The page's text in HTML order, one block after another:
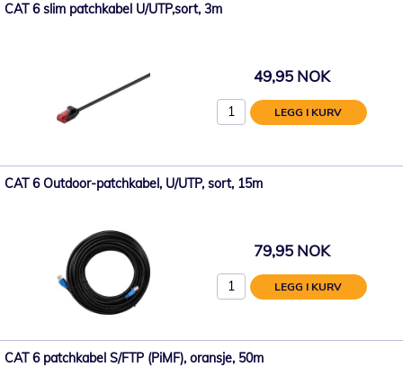
CAT 6 slim patchkabel U/UTP,sort, 3m
49,95 NOK
LEGG I KURV
CAT 6 Outdoor-patchkabel, U/UTP, sort, 15m
79,95 NOK
LEGG I KURV
CAT 6 patchkabel S/FTP (PiMF), oransje, 50m